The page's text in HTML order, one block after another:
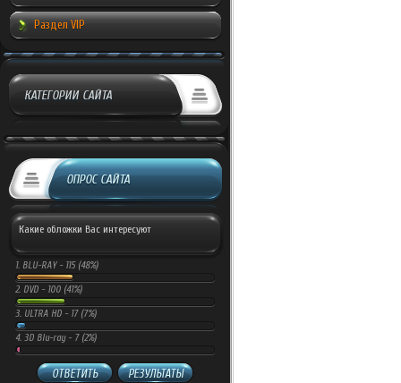
Раздел VIP
КАТЕГОРИИ САЙТА
ОПРОС САЙТА
Какие обложки Вас интересуют
1. BLU-RAY - 115 (48%)
2. DVD - 100 (41%)
3. ULTRA HD - 17 (7%)
4. 3D Blu-ray - 7 (2%)
ОТВЕТИТЬ РЕЗУЛЬТАТЫ